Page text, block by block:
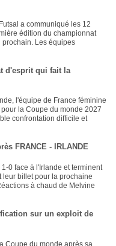
a communiqué les 12
édition du championnat
Les équipes
d'esprit qui fait la
l'équipe de France féminine
la Coupe du monde 2027
confrontation difficile et
FRANCE - IRLANDE
0 face à l'Irlande et terminent
leur billet pour la prochaine
à chaud de Melvine
sur un exploit de
Coupe du monde après sa